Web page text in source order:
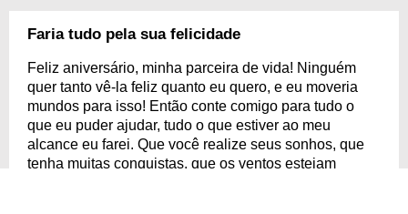
Faria tudo pela sua felicidade
Feliz aniversário, minha parceira de vida! Ninguém
quer tanto vê-la feliz quanto eu quero, e eu moveria
mundos para isso! Então conte comigo para tudo o
que eu puder ajudar, tudo o que estiver ao meu
alcance eu farei. Que você realize seus sonhos, que
tenha muitas conquistas, que os ventos estejam